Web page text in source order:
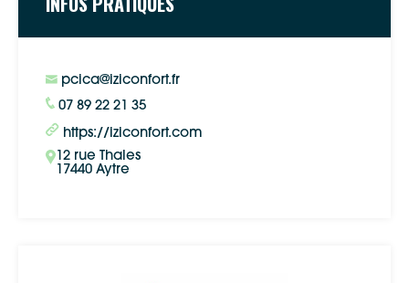
pcica@iziconfort.fr
07 89 22 21 35
https://iziconfort.com
12 rue Thales
17440 Aytre